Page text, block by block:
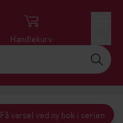
Handlekurv
Få varsel ved ny bok i serien